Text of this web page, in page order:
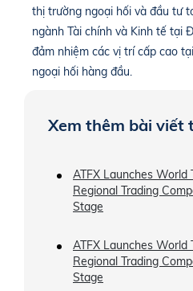
thị trường ngoại hối và đầu tư
ngành Tài chính và Kinh tế tại
đảm nhiệm các vị trí cấp cao
ngoại hối hàng đầu.
Xem thêm bài viết
ATFX Launches World
Regional Trading
Stage
ATFX Launches World
Regional Trading
Stage